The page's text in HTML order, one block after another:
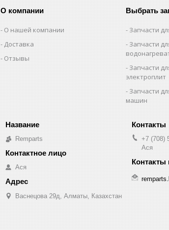
О компании
О нашей компании
Доставка
Отзывы
Выбрать
Запчасти
Запчасти
Запчасти
электроплит
Запчасти
машин
Remparts
Ася
Васнецова 29д, Алматы, Казахстан
+7 (708)
Ася